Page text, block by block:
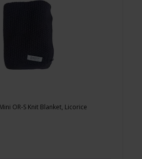
OR-S Knit Blanket, Licorice